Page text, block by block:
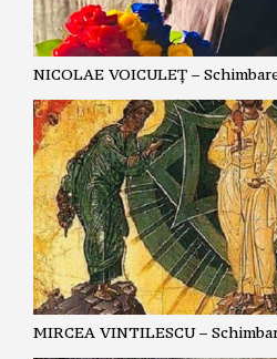
NICOLAE VOICULEȚ –
MIRCEA VINTILESCU –